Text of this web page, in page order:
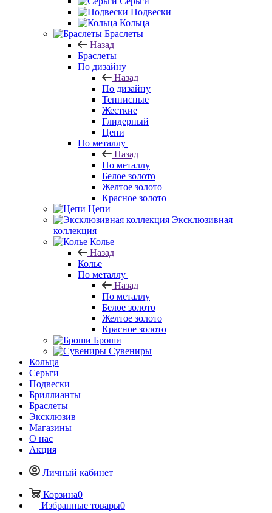
Подвески
Кольца
Браслеты
Назад
Браслеты
По дизайну
Назад
По дизайну
Теннисные
Жесткие
Глидерный
Цепи
По металлу
Назад
По металлу
Белое золото
Желтое золото
Красное золото
Цепи
Эксклюзивная
коллекция
Колье
Назад
Колье
По металлу
Назад
По металлу
Белое золото
Желтое золото
Красное золото
Броши
Сувениры
Кольца
Серьги
Подвески
Бриллианты
Браслеты
Эксклюзив
Магазины
О нас
Акция
Личный кабинет
Корзина0
Избранные товары0